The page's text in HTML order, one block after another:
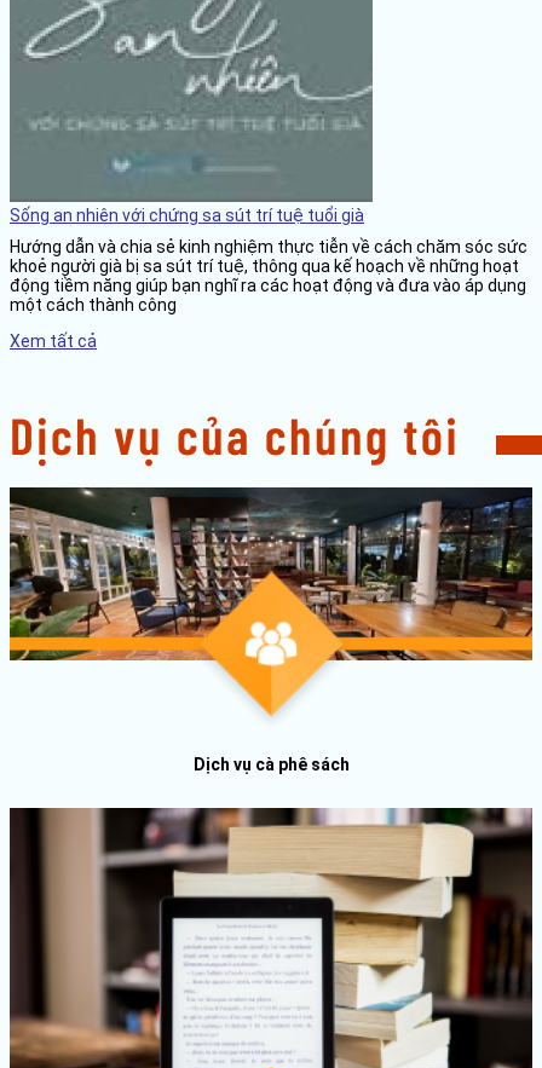
Sống an nhiên với chứng sa sút trí tuệ tuổi già
Hướng dẫn và chia sẻ kinh nghiệm thực tiễn về cách chăm sóc sức
khoẻ người già bị sa sút trí tuệ, thông qua kế hoạch về những hoạt
động tiềm năng giúp bạn nghĩ ra các hoạt động và đưa vào áp dụng
một cách thành công
Xem tất cả
Dịch vụ cà phê sách